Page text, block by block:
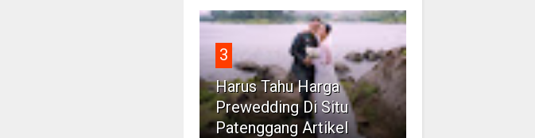
3
Harus Tahu Harga
Prewedding Di Situ
Patenggang Artikel